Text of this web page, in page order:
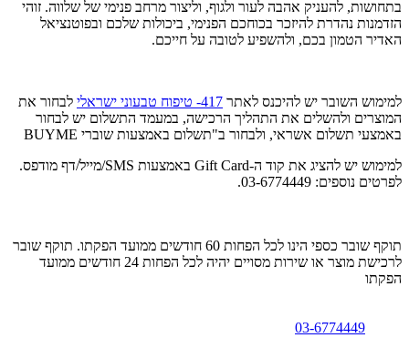
בתחושות, להעניק אהבה לעור ולגוף, וליצור מרחב פנימי של שלווה. זוהי
הזדמנות נהדרת להיזכר בכוחכם הפנימי, ביכולות שלכם ובפוטנציאל
האדיר הטמון בכם, ולהשפיע לטובה על חייכם.
למימוש השובר יש להיכנס לאתר 417- טיפוח טבעוני ישראלי
לבחור את
המוצרים ולהשלים את התהליך הרכישה, במעמד התשלום יש לבחור
באמצעי תשלום אשראי, ולבחור ב"תשלום באמצעות שוברי BUYME
למימוש יש להציג את קוד ה-Gift Card באמצעות SMS/מייל/דף מודפס.
לפרטים נוספים: 03-6774449.
תוקף שובר כספי הינו לכל הפחות 60 חודשים ממועד הפקתו. תוקף שובר
לרכישת מוצר או שירות מסויים יהיה לכל הפחות 24 חודשים ממועד
הפקתו
03-6774449